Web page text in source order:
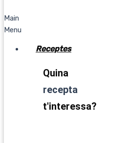
Main
Menu
Receptes
Quina
recepta
t'interessa?